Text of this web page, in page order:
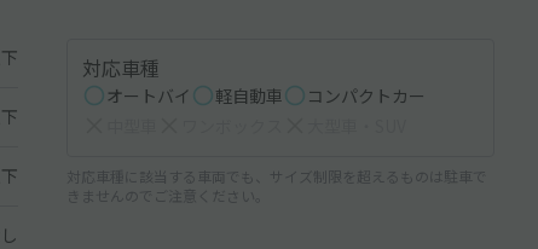
対応車種
オートバイ 軽自動車
コンパクトカー
対応車種に該当する車両でも、サイズ制限を超えるものは駐車で
きませんのでご注意ください。